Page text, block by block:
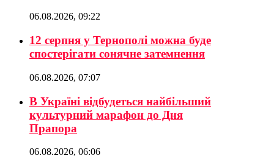
06.08.2026, 09:22
12 серпня у Тернополі можна буде
спостерігати сонячне затемнення
06.08.2026, 07:07
В Україні відбудеться найбільший
культурний марафон до Дня
Прапора
06.08.2026, 06:06